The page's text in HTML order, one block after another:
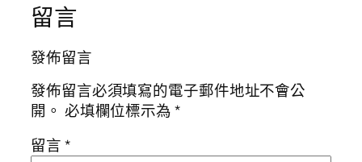
留言
發佈留言
發佈留言必須填寫的電子郵件地址不會公
開。 必填欄位標示為*
留言*